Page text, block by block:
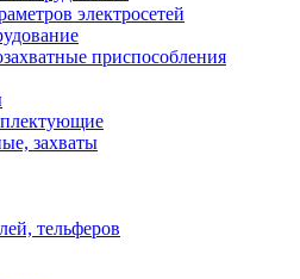
электросетей
приспособления
захваты
тельферов